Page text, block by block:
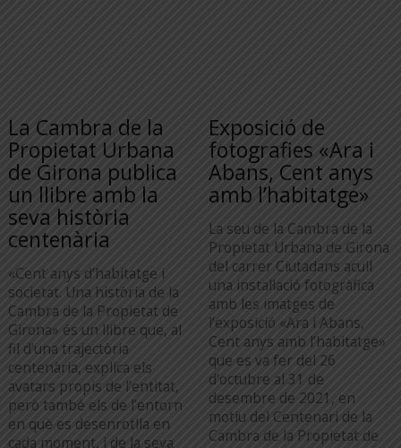
La Cambra de la
Propietat Urbana
de Girona publica
un llibre amb la
seva història
centenària
«Cent anys d’habitatge i
societat. Una història de la
Cambra de la Propietat de
Girona» és un llibre que, al
fil d’una trajectòria
centenària, explica els
avatars propis de l’entitat,
però també els de l’entorn
en què es desenrotlla en
cada moment, i de la seva
Exposició de
fotografies «Ara i
Abans, Cent anys
amb l’habitatge»
La seu de la Cambra de la
Propietat Urbana de Girona
del carrer Ciutadans acull
una instal·lació fotogràfica
amb les imatges de
l’exposició «Ara i Abans,
Cent anys amb l’habitatge»
que es va fer del 26
d’octubre al 31 de
desembre de 2021, en
motiu del Centenari de la
Cambra de la Propietat de